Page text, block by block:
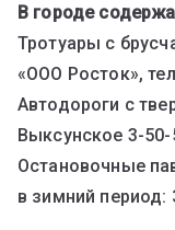
В городе
Тротуары с
«ООО Росток»,
Автодороги с
Выксунское 3-50-
Остановочные
в зимний